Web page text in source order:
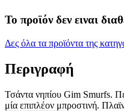
Το προϊόν δεν ειναι
Δες όλα τα προϊόντα της
Περιγραφή
Τσάντα νηπίου Gim Smurfs.
μία επιπλέον μπροστινή.